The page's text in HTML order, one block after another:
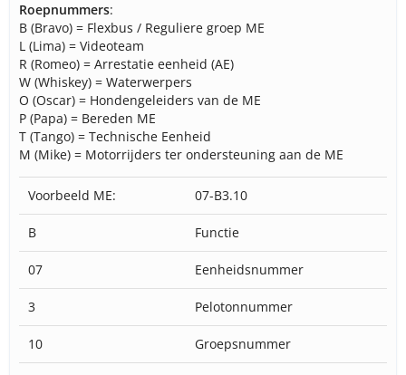
Roepnummers:
B (Bravo) = Flexbus / Reguliere groep ME
L (Lima) = Videoteam
R (Romeo) = Arrestatie eenheid (AE)
W (Whiskey) = Waterwerpers
O (Oscar) = Hondengeleiders van de ME
P (Papa) = Bereden ME
T (Tango) = Technische Eenheid
M (Mike) = Motorrijders ter ondersteuning aan de ME
Voorbeeld ME: 07-B3.10
B Functie
07 Eenheidsnummer
3 Pelotonnummer
10 Groepsnummer